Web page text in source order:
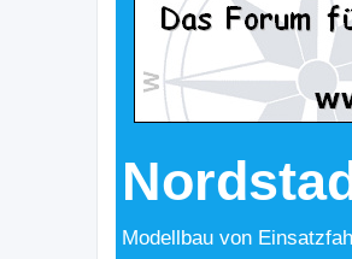
Modellbau von